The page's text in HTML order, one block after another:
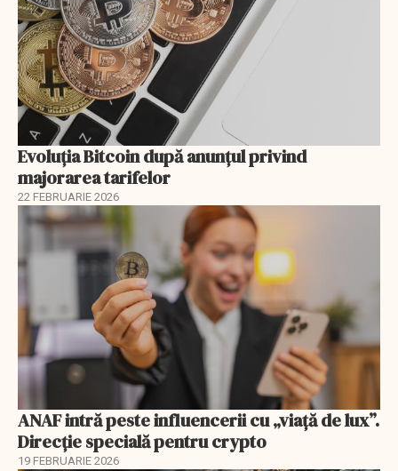
Evoluția Bitcoin după anunțul privind
majorarea tarifelor
22 FEBRUARIE 2026
ANAF intră peste influencerii cu „viață de lux”.
Direcție specială pentru crypto
19 FEBRUARIE 2026